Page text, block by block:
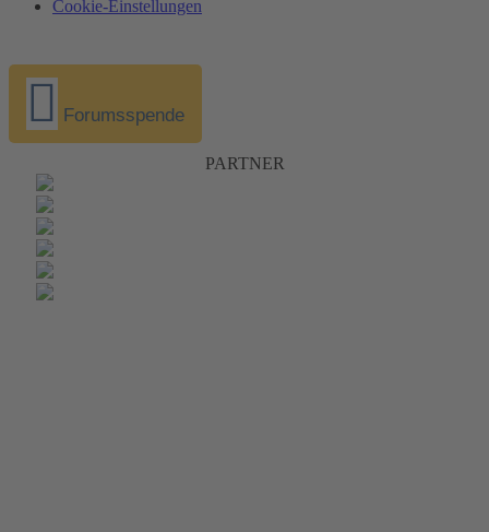
Cookie-Einstellungen
Forumsspende
PARTNER